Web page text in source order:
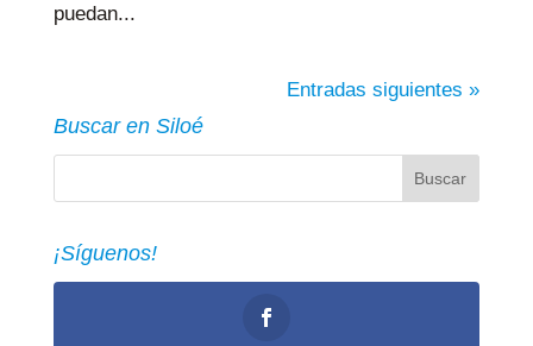
puedan...
Entradas siguientes »
Buscar en Siloé
¡Síguenos!